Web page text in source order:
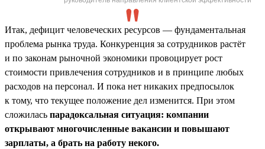
Итак, дефицит человеческих ресурсов — фундаментальная
проблема рынка труда. Конкуренция за сотрудников растёт
и по законам рыночной экономики провоцирует рост
стоимости привлечения сотрудников и в принципе любых
расходов на персонал. И пока нет никаких предпосылок
к тому, что текущее положение дел изменится. При этом
сложилась парадоксальная ситуация: компании
открывают многочисленные вакансии и повышают
зарплаты, а брать на работу некого.